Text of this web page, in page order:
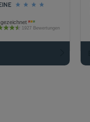
1927 Bewertungen